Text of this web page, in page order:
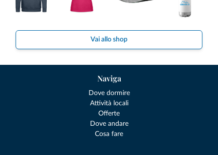
Vai allo shop
Naviga
Dove dormire
Attività locali
Offerte
Dove andare
Cosa fare